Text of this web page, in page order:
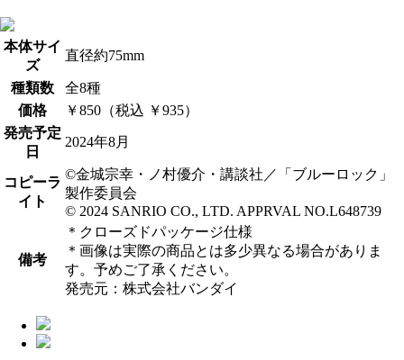
本体サイ
ズ
直径約75mm
種類数
全8種
価格
￥850（税込 ￥935）
発売予定
日
2024年8月
コピーラ
イト
©金城宗幸・ノ村優介・講談社／「ブルーロック」
製作委員会
© 2024 SANRIO CO., LTD. APPRVAL NO.L648739
備考
＊クローズドパッケージ仕様
＊画像は実際の商品とは多少異なる場合がありま
す。予めご了承ください。
発売元：株式会社バンダイ